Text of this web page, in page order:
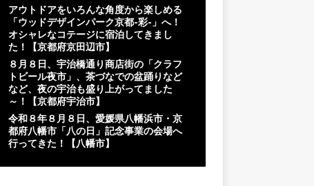
アウトドアをいろんな角度から楽しめる
「ウッドデザインパーク京都-彩-」へ！
オシャレなコテージに宿泊してきまし
た！【京都府京田辺市】
８月８日、宇治橋通り商店街の「クラフ
トビール夜市」、茶づなでの盆踊りなど
など、夜の宇治も盛り上がってました
～！【京都府宇治市】
令和８年８月８日、愛媛県八幡浜市・京
都府八幡市「八の日」記念事業の会場へ
行ってきた！【八幡市】